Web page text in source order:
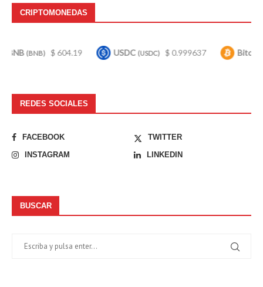
CRIPTOMONEDAS
$ 604.19 USDC(USDC) $ 0.999637 Bitcoin (BTC)
REDES SOCIALES
FACEBOOK
TWITTER
INSTAGRAM
LINKEDIN
BUSCAR